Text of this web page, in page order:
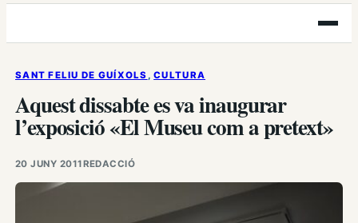
Obre
el
SANT FELIU DE GUÍXOLS , CULTURA
Aquest dissabte es va inaugurar
l’exposició «El Museu com a pretext»
20 JUNY 2011REDACCIÓ